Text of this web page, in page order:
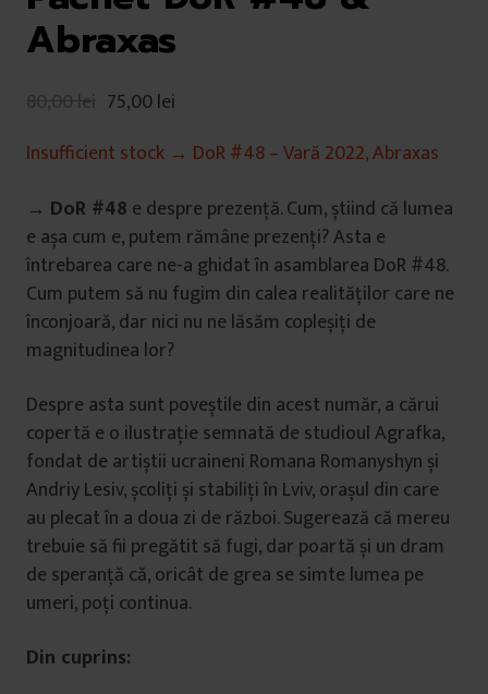
Abraxas
80,00lei 75,00lei
Insufficient stock → DoR #48 – Vară 2022, Abraxas
→ DoR #48 e despre prezență. Cum, știind că lumea
e așa cum e, putem rămâne prezenți? Asta e
întrebarea care ne-a ghidat în asamblarea DoR #48.
Cum putem să nu fugim din calea realităților care ne
înconjoară, dar nici nu ne lăsăm copleșiți de
magnitudinea lor?
Despre asta sunt poveștile din acest număr, a cărui
copertă e o ilustrație semnată de studioul Agrafka,
fondat de artiștii ucraineni Romana Romanyshyn și
Andriy Lesiv, școliți și stabiliți în Lviv, orașul din care
au plecat în a doua zi de război. Sugerează că mereu
trebuie să fii pregătit să fugi, dar poartă și un dram
de speranță că, oricât de grea se simte lumea pe
umeri, poți continua.
Din cuprins: